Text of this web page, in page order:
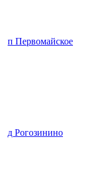
п Первомайское
д Рогозинино